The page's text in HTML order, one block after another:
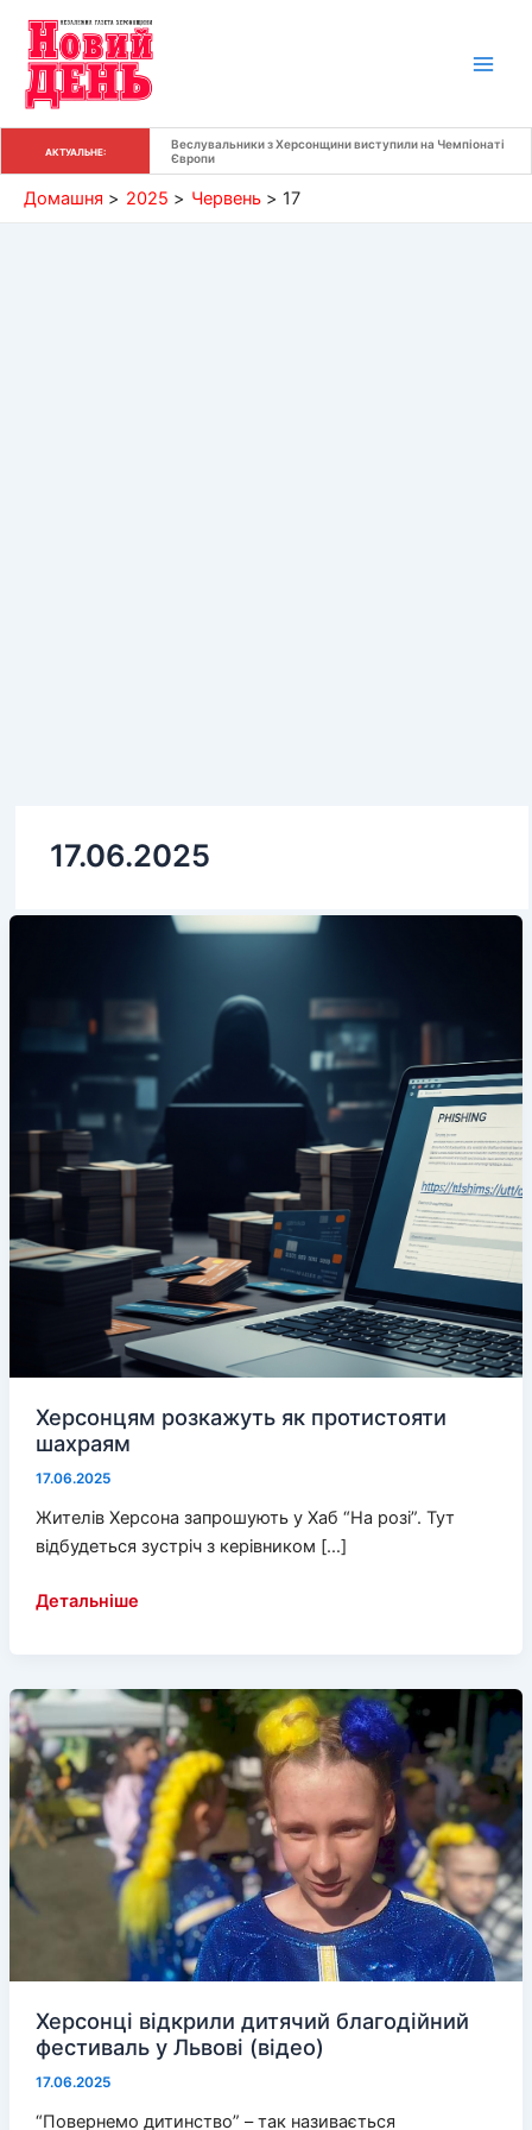
вмісту
АКТУАЛЬНЕ:
Веслувальники з Херсонщини виступили на Чемпіонаті
Європи
Домашня 2025 Червень 17
17.06.2025
Херсонцям розкажуть як протистояти
шахраям
17.06.2025
Жителів Херсона запрошують у Хаб “На розі”. Тут
відбудеться зустріч з керівником […]
Херсонцям
протистояти
Детальніше
Херсонці відкрили дитячий благодійний
фестиваль у Львові (відео)
17.06.2025
“Повернемо дитинство” – так називається